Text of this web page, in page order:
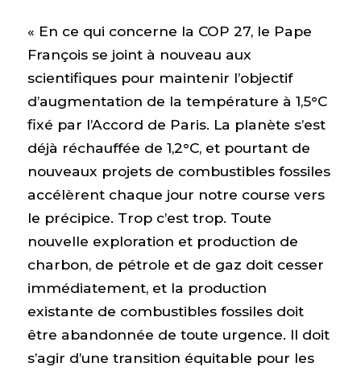
« En ce qui concerne la COP 27, le Pape
François se joint à nouveau aux
scientifiques pour maintenir l’objectif
d’augmentation de la température à 1,5°C
fixé par l’Accord de Paris. La planète s’est
déjà réchauffée de 1,2°C, et pourtant de
nouveaux projets de combustibles fossiles
accélèrent chaque jour notre course vers
le précipice. Trop c’est trop. Toute
nouvelle exploration et production de
charbon, de pétrole et de gaz doit cesser
immédiatement, et la production
existante de combustibles fossiles doit
être abandonnée de toute urgence. Il doit
s’agir d’une transition équitable pour les